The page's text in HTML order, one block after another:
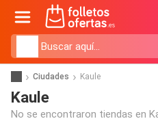
Ciudades Kaule
Kaule
No se encontraron tiendas en